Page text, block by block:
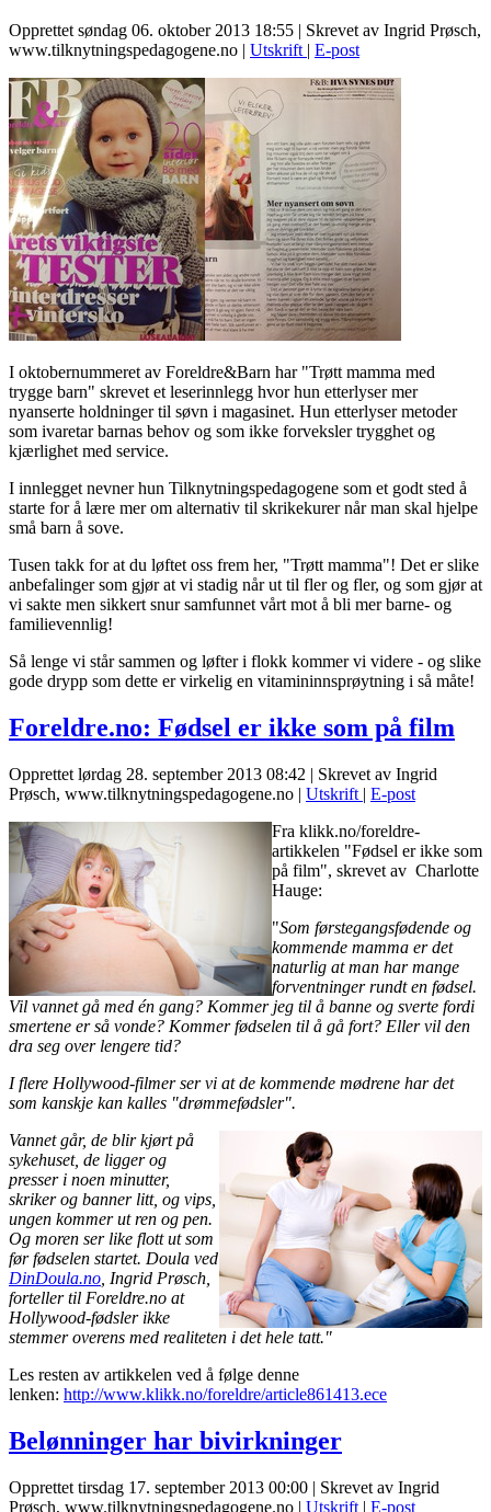
Opprettet søndag 06. oktober 2013 18:55 | Skrevet av Ingrid Prøsch,
www.tilknytningspedagogene.no | Utskrift | E-post
I oktobernummeret av Foreldre&Barn har "Trøtt mamma med
trygge barn" skrevet et leserinnlegg hvor hun etterlyser mer
nyanserte holdninger til søvn i magasinet. Hun etterlyser metoder
som ivaretar barnas behov og som ikke forveksler trygghet og
kjærlighet med service.
I innlegget nevner hun Tilknytningspedagogene som et godt sted å
starte for å lære mer om alternativ til skrikekurer når man skal hjelpe
små barn å sove.
Tusen takk for at du løftet oss frem her, "Trøtt mamma"! Det er slike
anbefalinger som gjør at vi stadig når ut til fler og fler, og som gjør at
vi sakte men sikkert snur samfunnet vårt mot å bli mer barne- og
familievennlig!
Så lenge vi står sammen og løfter i flokk kommer vi videre - og slike
gode drypp som dette er virkelig en vitamininnsprøytning i så måte!
Foreldre.no: Fødsel er ikke som på film
Opprettet lørdag 28. september 2013 08:42 | Skrevet av Ingrid
Prøsch, www.tilknytningspedagogene.no | Utskrift | E-post
Fra klikk.no/foreldre-
artikkelen "Fødsel er ikke som
på film", skrevet av Charlotte
Hauge:
"Som førstegangsfødende og
kommende mamma er det
naturlig at man har mange
forventninger rundt en fødsel.
Vil vannet gå med én gang? Kommer jeg til å banne og sverte fordi
smertene er så vonde? Kommer fødselen til å gå fort? Eller vil den
dra seg over lengere tid?
I flere Hollywood-filmer ser vi at de kommende mødrene har det
som kanskje kan kalles "drømmefødsler".
Vannet går, de blir kjørt på
sykehuset, de ligger og
presser i noen minutter,
skriker og banner litt, og vips,
ungen kommer ut ren og pen.
Og moren ser like flott ut som
før fødselen startet. Doula ved
DinDoula.no , Ingrid Prøsch,
forteller til Foreldre.no at
Hollywood-fødsler ikke
stemmer overens med realiteten i det hele tatt."
Les resten av artikkelen ved å følge denne
lenken: http://www.klikk.no/foreldre/article861413.ece
Belønninger har bivirkninger
Opprettet tirsdag 17. september 2013 00:00 | Skrevet av Ingrid
Prøsch, www.tilknytningspedagogene.no | Utskrift | E-post